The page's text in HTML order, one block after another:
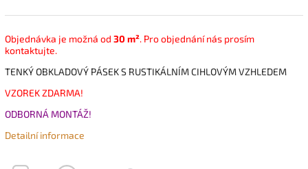
Objednávka je možná od 30 m². Pro objednání nás prosím
kontaktujte.
TENKÝ OBKLADOVÝ PÁSEK S RUSTIKÁLNÍM CIHLOVÝM VZHLEDEM
VZOREK ZDARMA!
ODBORNÁ MONTÁŽ!
Detailní informace